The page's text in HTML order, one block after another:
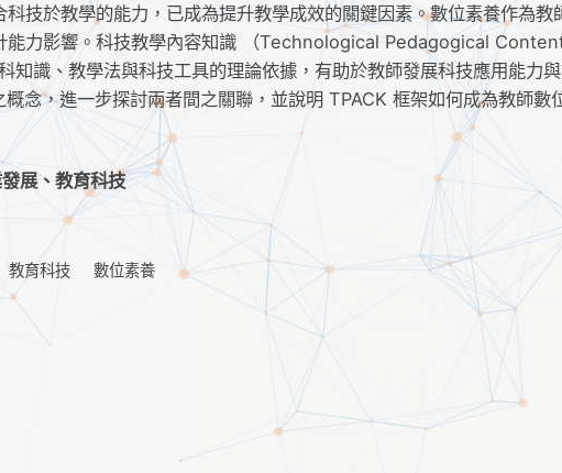
技於教學的能力，已成為提升教學成效的關鍵因素。數位素養作為教
能力影響。科技教學內容知識 （Technological Pedagogical
識、教學法與科技工具的理論依據，有助於教師發展科技應用能力
念，進一步探討兩者間之關聯，並說明 TPACK 框架如何成為教師數
展、教育科技
教育科技 數位素養